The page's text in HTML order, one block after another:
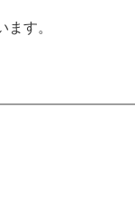
す。